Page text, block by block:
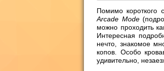
Помимо короткого
Arcade Mode
можно проходить
Интересная
нечто, знакомое
копов. Особо
удивительно,